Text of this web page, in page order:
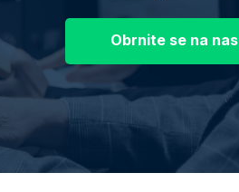
Obrnite se na nas